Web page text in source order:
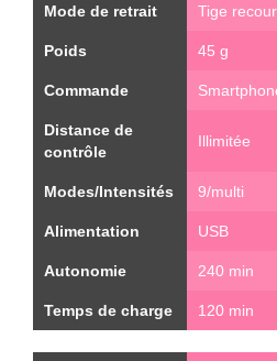
Mode de retrait Tige
Poids 45 g
Commande
Distance de
contrôle
Illimitée
Modes/Intensités 9/multi
Alimentation USB
Autonomie 240 min
Temps de charge 120 min